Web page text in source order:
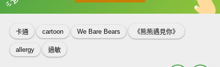
收錄佳句 中
英
卡通 cartoon We Bare Bears 《熊熊遇見你》
allergy 過敏